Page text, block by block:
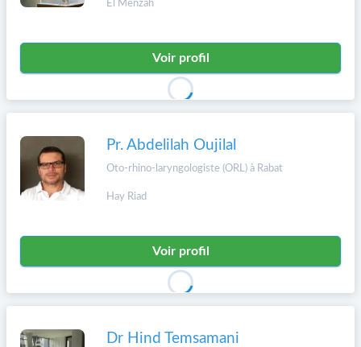
El Menzah
Voir profil
Pr. Abdelilah Oujilal
Oto-rhino-laryngologiste (ORL) à Rabat
Hay Riad
Voir profil
Dr Hind Temsamani